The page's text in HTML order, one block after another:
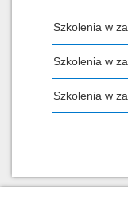
Szkolenia w
Szkolenia w
Szkolenia w